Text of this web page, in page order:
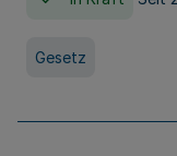
Gesetz